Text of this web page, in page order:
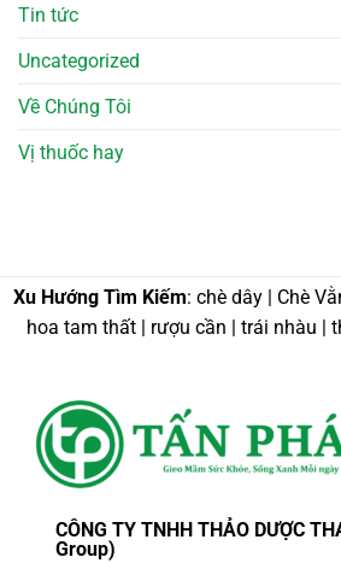
Tin tức
Uncategorized
Về Chúng Tôi
Vị thuốc hay
Xu Hướng Tìm Kiếm: chè dây | Chè
hoa tam thất | rượu cần | trái nhàu |
CÔNG TY TNHH THẢO DƯỢC
Group)